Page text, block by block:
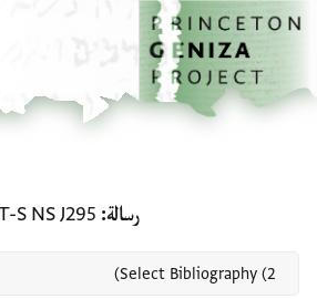
إلى المحتوى الرئيسي
الرئيسية
رسالة T-S NS J295